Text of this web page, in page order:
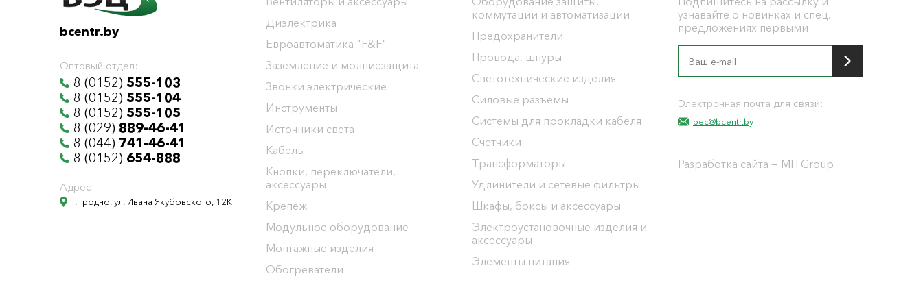
bcentr.by
Оптовый отдел:
8 (0152) 555-103
8 (0152) 555-104
8 (0152) 555-105
8 (029) 889-46-41
8 (044) 741-46-41
8 (0152) 654-888
Адрес:
г. Гродно, ул. Ивана Якубовского, 12К
Диэлектрика
Евроавтоматика "F&F"
Заземление и молниезащита
Звонки электрические
Инструменты
Источники света
Кабель
Кнопки, переключатели,
аксессуары
Крепеж
Модульное оборудование
Монтажные изделия
Обогреватели
коммутации и автоматизации
Предохранители
Провода, шнуры
Светотехнические изделия
Силовые разъёмы
Системы для прокладки кабеля
Счетчики
Трансформаторы
Удлинители и сетевые фильтры
Шкафы, боксы и аксессуары
Электроустановочные изделия и
аксессуары
Элементы питания
узнавайте о новинках и спец.
предложениях первыми
Электронная почта для связи:
bec@bcentr.by
Разработка сайта — MITGroup